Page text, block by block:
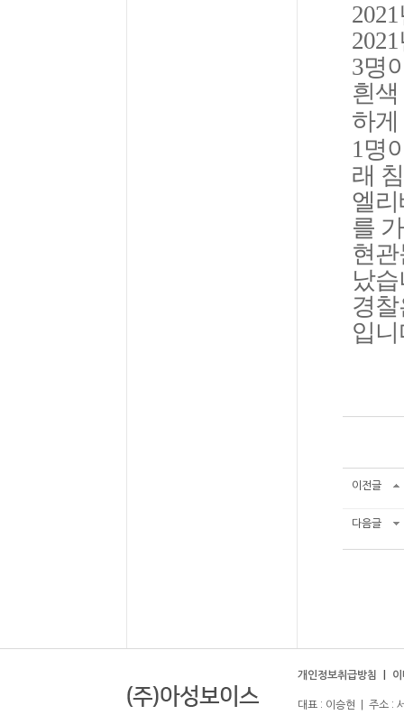
3명
흰
하
1명
래
엘
를
현
났
경
입니
이전글
다음글
개인정보취급방침
대표 : 이승현 | 주소 :